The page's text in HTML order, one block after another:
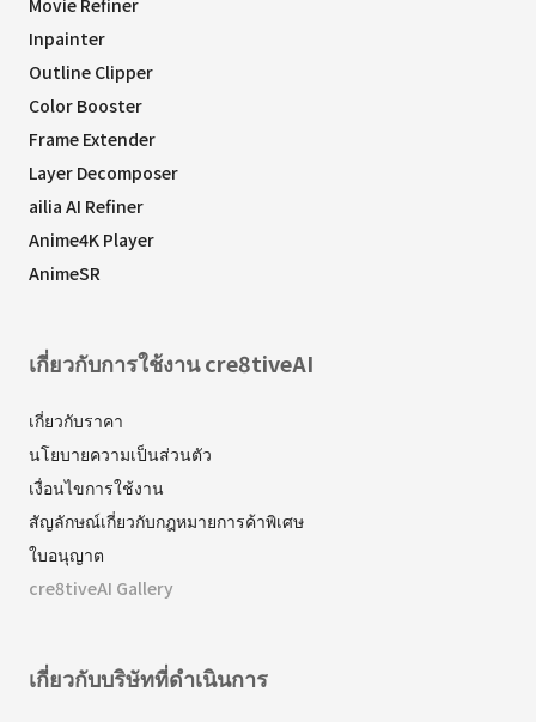
Movie Refiner
Inpainter
Outline Clipper
Color Booster
Frame Extender
Layer Decomposer
ailia AI Refiner
Anime4K Player
AnimeSR
เกี่ยวกับการใช้งาน cre8tiveAI
เกี่ยวกับราคา
นโยบายความเป็นส่วนตัว
เงื่อนไขการใช้งาน
สัญลักษณ์เกี่ยวกับกฎหมายการค้าพิเศษ
ใบอนุญาต
cre8tiveAI Gallery
เกี่ยวกับบริษัทที่ดำเนินการ